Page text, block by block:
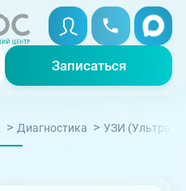
Записаться
Записаться
> Диагностика > УЗИ